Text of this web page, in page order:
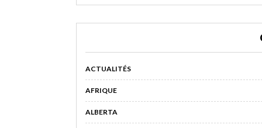
ACTUALITÉS
AFRIQUE
ALBERTA